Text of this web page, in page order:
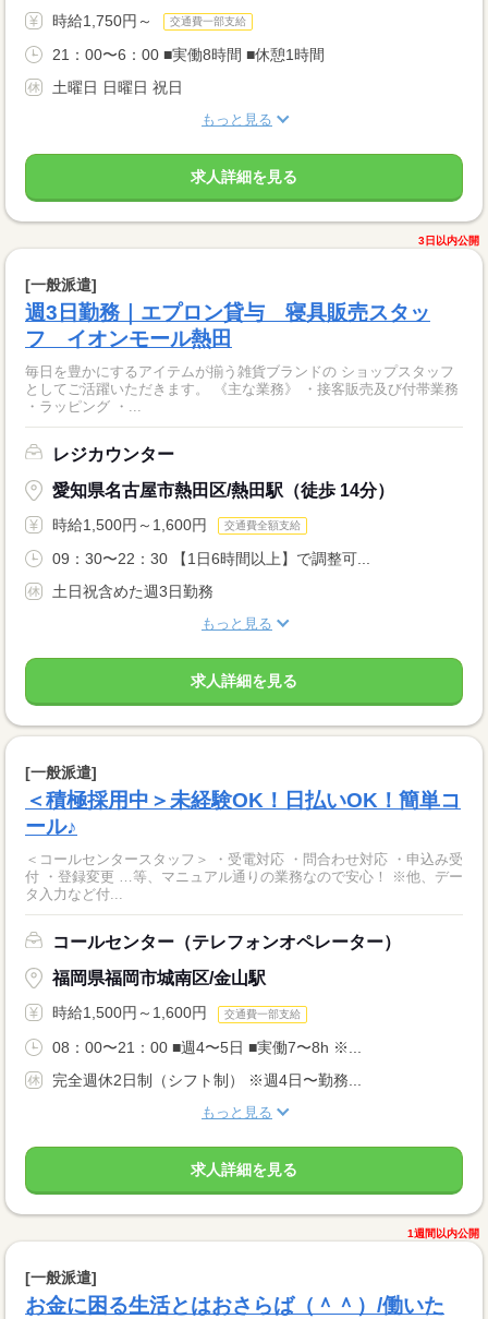
時給1,750円～ 交通費一部支給
21：00〜6：00 ■実働8時間 ■休憩1時間
土曜日 日曜日 祝日
もっと見る
求人詳細を見る
3日以内公開
[一般派遣]
週3日勤務｜エプロン貸与 寝具販売スタッ
フ イオンモール熱田
毎日を豊かにするアイテムが揃う雑貨ブランドの ショップスタッフ
としてご活躍いただきます。 《主な業務》 ・接客販売及び付帯業務
・ラッピング ・...
レジカウンター
愛知県名古屋市熱田区/熱田駅（徒歩 14分）
時給1,500円～1,600円 交通費全額支給
09：30〜22：30 【1日6時間以上】で調整可...
土日祝含めた週3日勤務
もっと見る
求人詳細を見る
[一般派遣]
＜積極採用中＞未経験OK！日払いOK！簡単コ
ール♪
＜コールセンタースタッフ＞ ・受電対応 ・問合わせ対応 ・申込み受
付 ・登録変更 …等、マニュアル通りの業務なので安心！ ※他、デー
タ入力など付...
コールセンター（テレフォンオペレーター）
福岡県福岡市城南区/金山駅
時給1,500円～1,600円 交通費一部支給
08：00〜21：00 ■週4〜5日 ■実働7〜8h ※...
完全週休2日制（シフト制） ※週4日〜勤務...
もっと見る
求人詳細を見る
1週間以内公開
[一般派遣]
お金に困る生活とはおさらば（＾＾）/働いた